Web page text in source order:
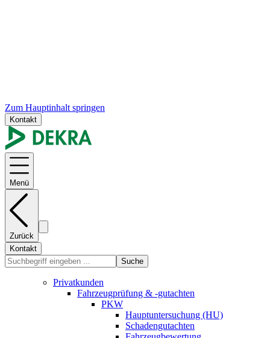
Zum Hauptinhalt springen
Kontakt
Menü
Zurück
Kontakt
Suche
Privatkunden
Fahrzeugprüfung & -gutachten
PKW
Hauptuntersuchung (HU)
Schadengutachten